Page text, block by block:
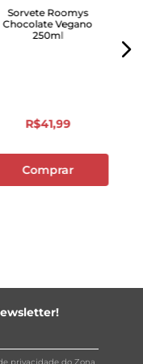
Sorvete Roomys
Chocolate Vegano
250ml
R$41,99
Comprar